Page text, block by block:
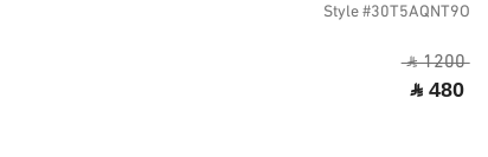
Style #30T5AQNT9O
‎ ⃁ 1200 ‎
‎ ⃁ 480 ‎